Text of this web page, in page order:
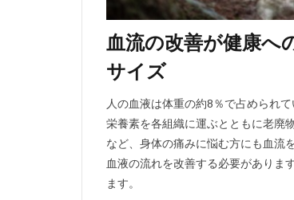
血流の改善が健康へ
サイズ
人の血液は体重の約8％で占められ
栄養素を各組織に運ぶとともに老廃
など、身体の痛みに悩む方にも血流
血液の流れを改善する必要がありま
ます。